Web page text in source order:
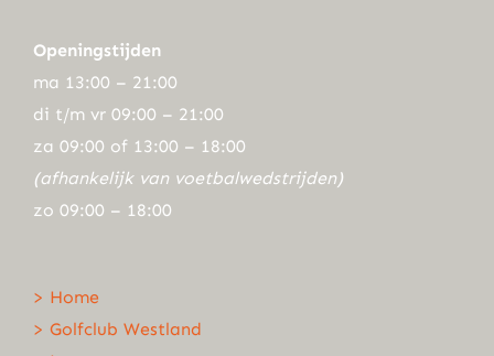
Openingstijden
ma 13:00 – 21:00
di t/m vr 09:00 – 21:00
za 09:00 of 13:00 – 18:00
(afhankelijk van voetbalwedstrijden)
zo 09:00 – 18:00
> Home
> Golfclub Westland